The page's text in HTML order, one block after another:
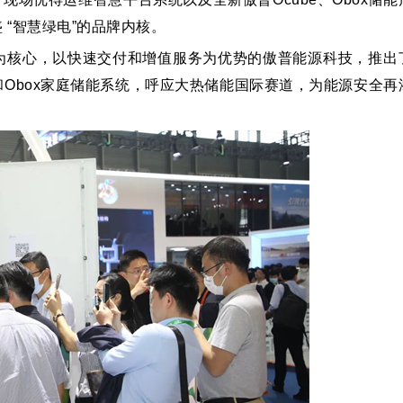
慧绿电”的品牌内核。
心，以快速交付和增值服务为优势的傲普能源科技，推出
家庭储能系统，呼应大热储能国际赛道，为能源安全再